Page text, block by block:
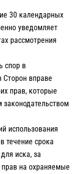
30 календарных
уведомляет
рассмотрения
спор в
вправе
прав, которые
использования
течение срока
иска, за
на охраняемые